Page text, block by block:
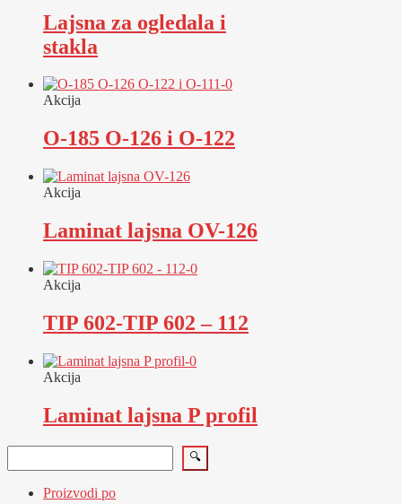
Lajsna za ogledala i
stakla
Akcija
O-185 O-126 i O-122
Akcija
Laminat lajsna OV-126
Akcija
TIP 602-TIP 602 – 112
Akcija
Laminat lajsna P profil
🔍
Proizvodi po